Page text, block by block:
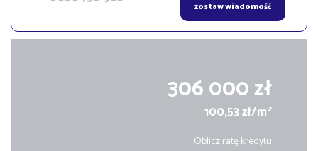
zostaw wiadomość
306 000 zł
100,53 zł/m2
Oblicz ratę kredytu